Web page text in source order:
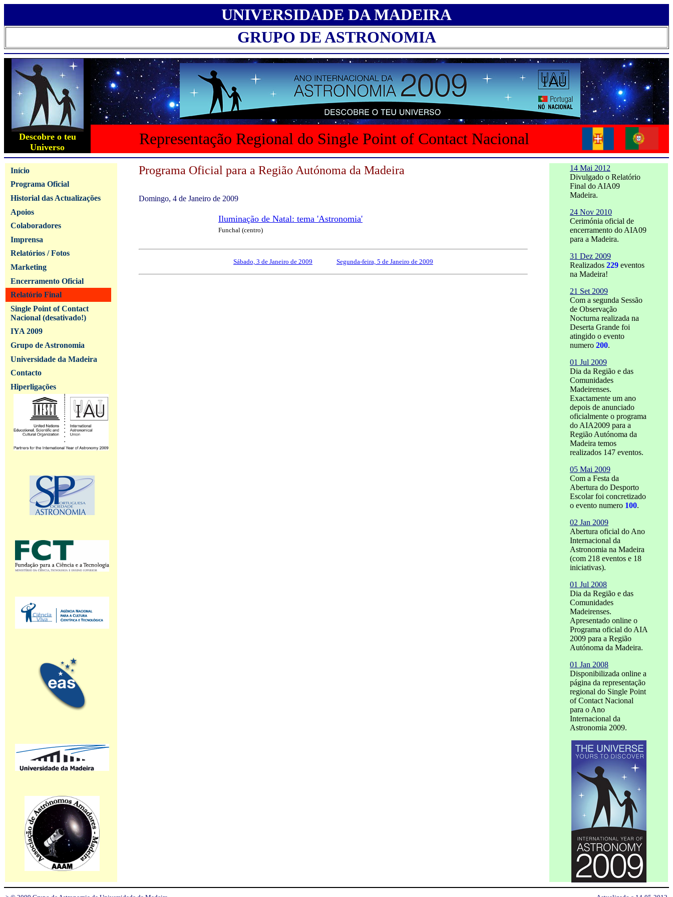
UNIVERSIDADE DA MADEIRA
GRUPO DE ASTRONOMIA
Descobre o teu
Universo
Representação Regional do Single Point of Contact Nacional
Início
Programa Oficial
Historial das Actualizações
Apoios
Colaboradores
Imprensa
Relatórios / Fotos
Marketing
Encerramento Oficial
Relatório Final
Single Point of Contact
Nacional (desativado!)
IYA 2009
Grupo de Astronomia
Universidade da Madeira
Contacto
Hiperligações
Programa Oficial para a Região Autónoma da Madeira
Domingo, 4 de Janeiro de 2009
Iluminação de Natal: tema 'Astronomia'
Funchal (centro)
Sábado, 3 de Janeiro de 2009 Segunda-feira, 5 de Janeiro de 2009
14 Mai 2012
Divulgado o Relatório
Final do AIA09
Madeira.
24 Nov 2010
Cerimónia oficial de
encerramento do AIA09
para a Madeira.
31 Dez 2009
Realizados 229 eventos
na Madeira!
21 Set 2009
Com a segunda Sessão
de Observação
Nocturna realizada na
Deserta Grande foi
atingido o evento
numero 200.
01 Jul 2009
Dia da Região e das
Comunidades
Madeirenses.
Exactamente um ano
depois de anunciado
oficialmente o programa
do AIA2009 para a
Região Autónoma da
Madeira temos
realizados 147 eventos.
05 Mai 2009
Com a Festa da
Abertura do Desporto
Escolar foi concretizado
o evento numero 100.
02 Jan 2009
Abertura oficial do Ano
Internacional da
Astronomia na Madeira
(com 218 eventos e 18
iniciativas).
01 Jul 2008
Dia da Região e das
Comunidades
Madeirenses.
Apresentado online o
Programa oficial do AIA
2009 para a Região
Autónoma da Madeira.
01 Jan 2008
Disponibilizada online a
página da representação
regional do Single Point
of Contact Nacional
para o Ano
Internacional da
Astronomia 2009.